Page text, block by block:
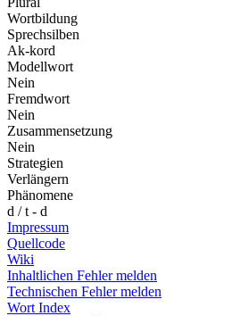
Wortbildung
Sprechsilben
Ak-kord
Modellwort
Nein
Fremdwort
Nein
Zusammensetzung
Nein
Strategien
Verlängern
Phänomene
d / t - d
Impressum
Quellcode
Wiki
Inhaltlichen Fehler melden
Technischen Fehler melden
Wort Index